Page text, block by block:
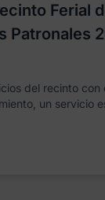
Ferial
Patronales
del recinto
un servicio